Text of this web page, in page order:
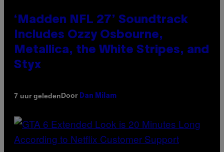
‘Madden NFL 27’ Soundtrack
Includes Ozzy Osbourne,
Metallica, the White Stripes, and
Styx
7 uur geledenDoor Dan Milam